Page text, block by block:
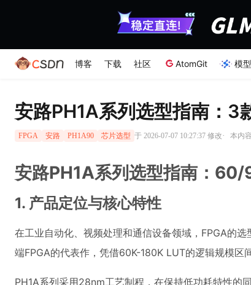
博客 下载 社区 AtomGit 模
安路PH1A系列选型指南：
FPGA 安路 PH1A90 芯片选型 于 2026-07-07 10:27:37 修改· 本内
安路PH1A系列选型指南：
1. 产品定位与核心特性
在工业自动化、视频处理和通信设备领域，FPGA的
端FPGA的代表作，凭借60K-180K LUT的逻辑规模区
PH1A系列采用28nm工艺制程，在保持低功耗特性的